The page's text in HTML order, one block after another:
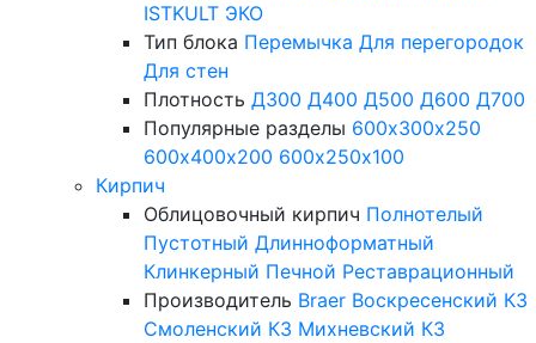
ISTKULT ЭКО
Тип блока Перемычка Для перегородок
Для стен
Плотность Д300 Д400 Д500 Д600 Д700
Популярные разделы 600х300х250
600х400х200 600х250х100
Кирпич
Облицовочный кирпич Полнотелый
Пустотный Длинноформатный
Клинкерный Печной Реставрационный
Производитель Braer Воскресенский КЗ
Смоленский КЗ Михневский КЗ